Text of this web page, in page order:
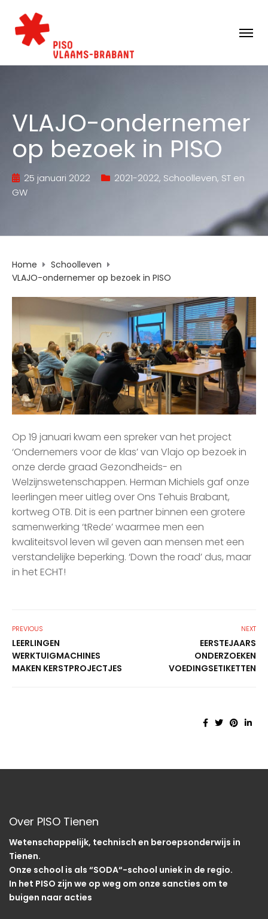
VLAJO-ondernemer
op bezoek in PISO
25 januari 2022 2021-2022, Schoolleven, ST en
GW
Home
Schoolleven
VLAJO-ondernemer op bezoek in PISO
Op 19 januari kwam een spreker van het project
‘Ondernemers voor de klas’ van Vlajo op bezoek in
onze derde graad Gezondheids- en
Welzijnswetenschappen. Herman Michiels gaf onze
leerlingen meer uitleg over Ons Tehuis Brabant,
kortweg OTB. Dit is een partner binnen een grotere
samenwerking ‘tRede’ waarmee men een
kwaliteitsvol leven wil geven aan mensen met een
verstandelijke beperking. ‘Down the road’ dus, maar
in het ECHT!
PREVIOUS
LEERLINGEN
WERKTUIGMACHINES
MAKEN KERSTPROJECTJES
NEXT
EERSTEJAARS
ONDERZOEKEN
VOEDINGSETIKETTEN
Over PISO Tienen
Wetenschappelijk, technisch en beroepsonderwijs in
Tienen.
Onze school is als “SODA“-school uniek in de regio.
In het PISO zijn we op weg om onze sancties om te
buigen naar acties